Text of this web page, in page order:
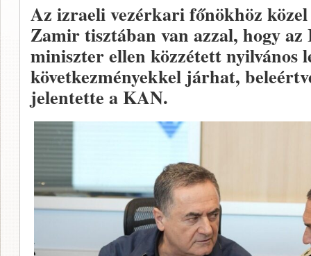
Az izraeli vezérkari főnökhöz
Zamir tisztában van azzal, hogy
miniszter ellen közzétett nyilvános
következményekkel járhat,
jelentette a KAN.